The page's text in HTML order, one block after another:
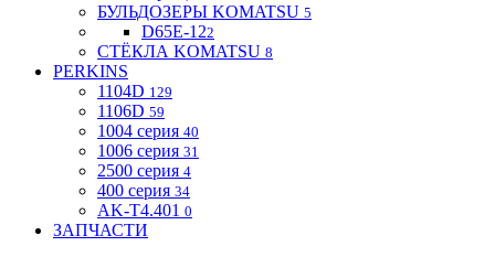
БУЛЬДОЗЕРЫ KOMATSU 5
D65E-122
СТЁКЛА KOMATSU 8
PERKINS
1104D 129
1106D 59
1004 серия 40
1006 серия 31
2500 серия 4
400 серия 34
AK-T4.401 0
ЗАПЧАСТИ